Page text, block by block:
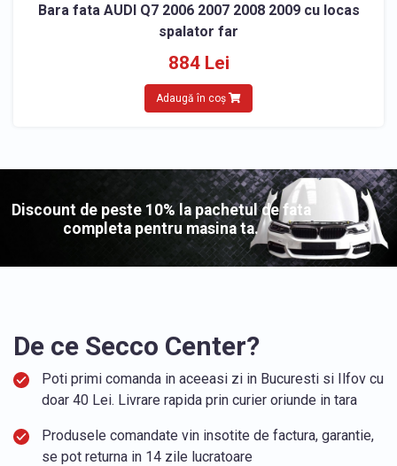
Bara fata AUDI Q7 2006 2007 2008 2009 cu locas
spalator far
884 Lei
Adaugă în coș
Discount de peste 10% la pachetul de fata
completa pentru masina ta.
De ce Secco Center?
Poti primi comanda in aceeasi zi in Bucuresti si Ilfov cu
doar 40 Lei. Livrare rapida prin curier oriunde in tara
Produsele comandate vin insotite de factura, garantie,
se pot returna in 14 zile lucratoare